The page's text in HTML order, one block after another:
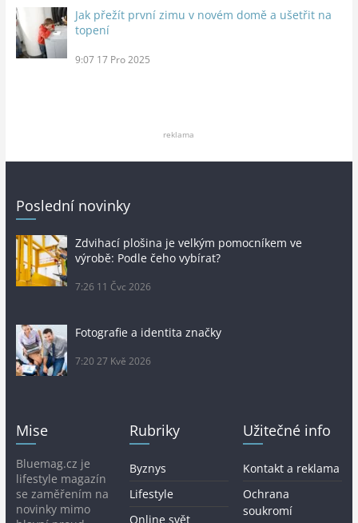
Jak přežít první zimu v novém domě a ušetřit na
topení
9:07 17 Pro 2025
reklama
Poslední novinky
Zdvihací plošina je velkým pomocníkem ve
výrobě: Podle čeho vybírat?
7:26 11 Čvc 2026
Fotografie a identita značky
7:20 27 Kvě 2026
Mise
Bluemag.cz je
lifestyle magazín
se zaměřením na
novinky mimo
Rubriky
Byznys
Lifestyle
Online svět
Užitečné info
Kontakt a reklama
Ochrana
soukromí